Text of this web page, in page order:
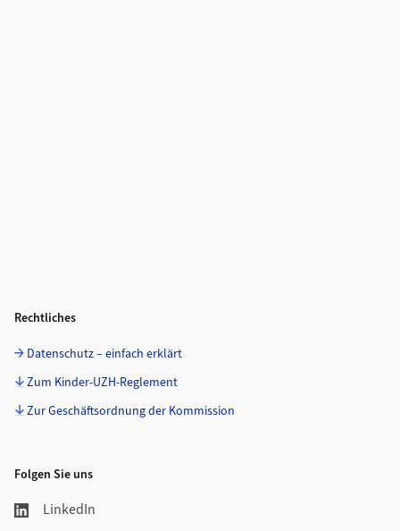
Rechtliches
Datenschutz – einfach erklärt
Zum Kinder-UZH-Reglement
Zur Geschäftsordnung der Kommission
Folgen Sie uns
LinkedIn